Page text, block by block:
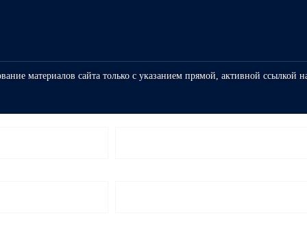
материалов сайта только с указанием прямой, активной ссылкой